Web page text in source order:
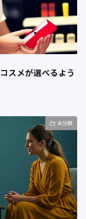
スメが選べるよう
未分類